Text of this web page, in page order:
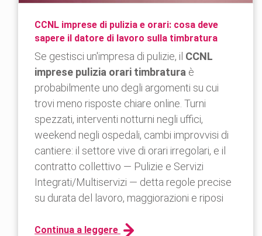
CCNL imprese di pulizia e orari: cosa deve
sapere il datore di lavoro sulla timbratura
Se gestisci un'impresa di pulizie, il CCNL
imprese pulizia orari timbratura è
probabilmente uno degli argomenti su cui
trovi meno risposte chiare online. Turni
spezzati, interventi notturni negli uffici,
weekend negli ospedali, cambi improvvisi di
cantiere: il settore vive di orari irregolari, e il
contratto collettivo — Pulizie e Servizi
Integrati/Multiservizi — detta regole precise
su durata del lavoro, maggiorazioni e riposi
Continua a leggere